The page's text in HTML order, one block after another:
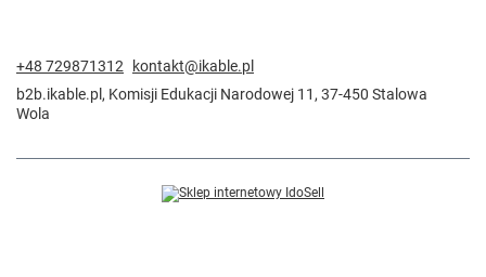
+48 729871312
kontakt@ikable.pl
b2b.ikable.pl , Komisji Edukacji Narodowej 11 , 37-450 Stalowa
Wola